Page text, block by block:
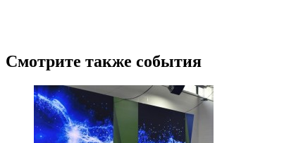
Смотрите также события